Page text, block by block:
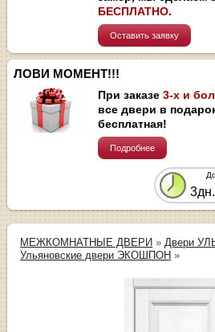
БЕСПЛАТНО.
Оставить заявку
ЛОВИ МОМЕНТ!!!
При заказе3-х и
все двери в
бесплатная!
Подробнее
3дн.
МЕЖКОМНАТНЫЕ ДВЕРИ » Двери
Ульяновские двери ЭКОШПОН »